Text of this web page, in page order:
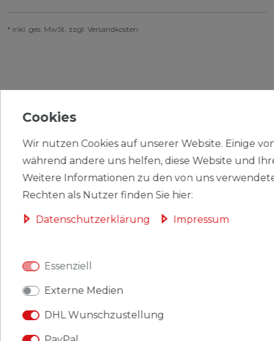
* inkl. ges. MwSt. zzgl. Versandkosten
BESCHREIBUNG
WEITERE DETAILS
EU-VERANTWORTLICHER
HERSTELLER
im Format DIN A5 mit Normlochung
aus stabiler, glasklarer Hartfolie
Größe außen: 148 x 212 mm
Cookies
Wir nutzen Cookies auf unserer Website. Einige
während andere uns helfen, diese Website und
Weitere Informationen zu den von uns
Rechten als Nutzer finden Sie hier:
Daten­schutz­erklärung Impressum
Essenziell
Externe Medien
DHL Wunschzustellung